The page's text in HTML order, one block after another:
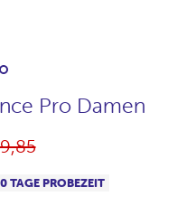
Pro Damen
TAGE PROBEZEIT